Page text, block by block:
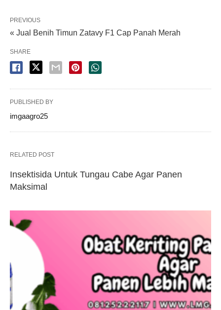
PREVIOUS
« Jual Benih Timun Zatavy F1 Cap Panah Merah
SHARE
PUBLISHED BY
imgaagro25
RELATED POST
Insektisida Untuk Tungau Cabe Agar Panen
Maksimal